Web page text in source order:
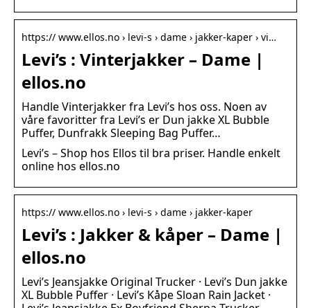
https:// www.ellos.no › levi-s › dame › jakker-kaper › vi…
Levi’s : Vinterjakker – Dame |
ellos.no
Handle Vinterjakker fra Levi’s hos oss. Noen av
våre favoritter fra Levi’s er Dun jakke XL Bubble
Puffer, Dunfrakk Sleeping Bag Puffer…
Levi’s – Shop hos Ellos til bra priser. Handle enkelt
online hos ellos.no
https:// www.ellos.no › levi-s › dame › jakker-kaper
Levi’s : Jakker & kåper – Dame |
ellos.no
Levi’s Jeansjakke Original Trucker · Levi’s Dun jakke
XL Bubble Puffer · Levi’s Kåpe Sloan Rain Jacket ·